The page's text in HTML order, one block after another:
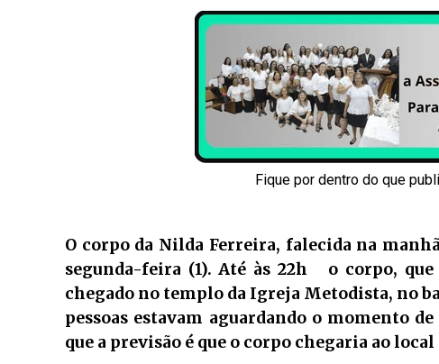
Fique por dentro do que
O corpo da Nilda Ferreira, falecida na
segunda-feira (1). Até às 22h o corpo,
chegado no templo da Igreja Metodista, no
pessoas estavam aguardando o momento
que a previsão é que o corpo chegaria ao